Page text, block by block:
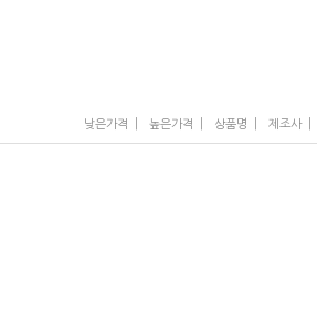
낮은가격 높은가격 상품명 제조사|